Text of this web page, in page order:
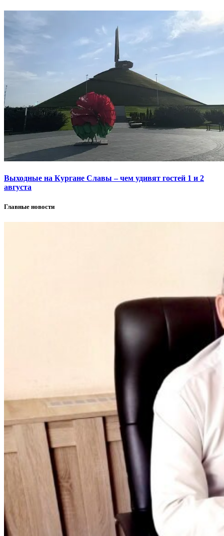
Выходные на Кургане Славы – чем удивят гостей 1 и 2
августа
Главные новости